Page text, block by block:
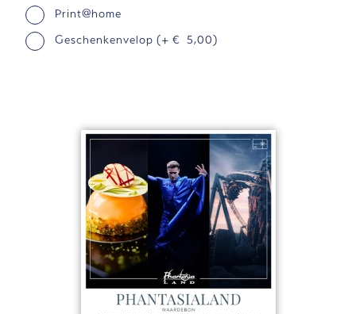
Kies verpakking
Print@home
Geschenkenvelop (+ € 5,00)